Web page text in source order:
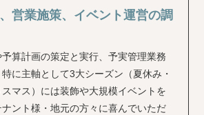
営業施策、イベント運営の調
算計画の策定と実行、予実管理業務
に主軸として3大シーズン（夏休み・
マス）には装飾や大規模イベントを
ント様・地元の方々に喜んでいただ